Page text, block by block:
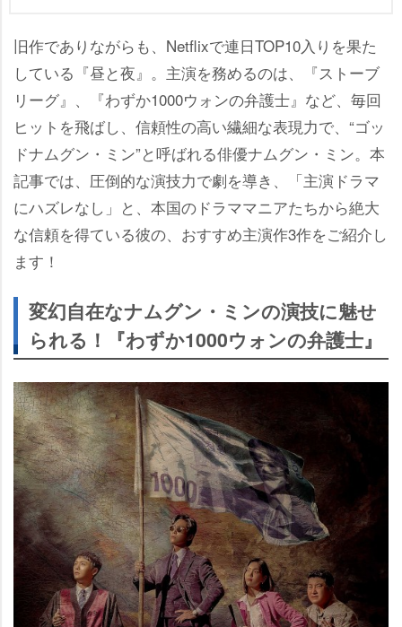
旧作でありながらも、Netflixで連日TOP10入りを果た
している『昼と夜』。主演を務めるのは、『ストーブ
リーグ』、『わずか1000ウォンの弁護士』など、毎回
ヒットを飛ばし、信頼性の高い繊細な表現力で、“ゴッ
ドナムグン・ミン”と呼ばれる俳優ナムグン・ミン。本
記事では、圧倒的な演技力で劇を導き、「主演ドラマ
にハズレなし」と、本国のドラママニアたちから絶大
な信頼を得ている彼の、おすすめ主演作3作をご紹介し
ます！
変幻自在なナムグン・ミンの演技に魅せ
られる！『わずか1000ウォンの弁護士』